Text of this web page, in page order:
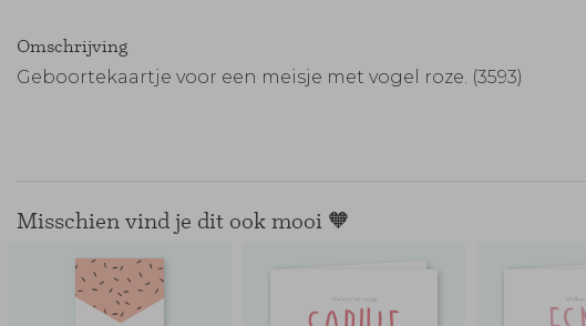
Omschrijving
Geboortekaartje voor een meisje met vogel roze. (3593)
Misschien vind je dit ook mooi 🧡